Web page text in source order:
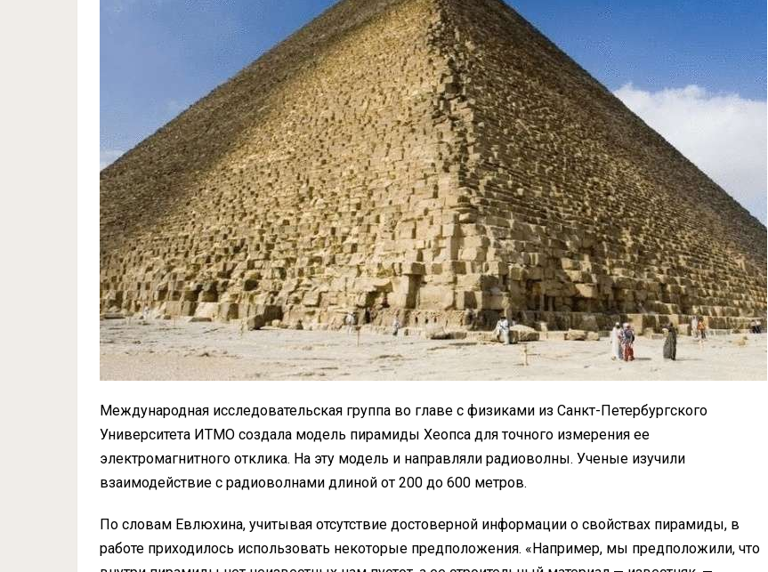
Международная исследовательская группа во главе с физиками из Санкт-Петербургского
Университета ИТМО создала модель пирамиды Хеопса для точного измерения ее
электромагнитного отклика. На эту модель и направляли радиоволны. Ученые изучили
взаимодействие с радиоволнами длиной от 200 до 600 метров.
По словам Евлюхина, учитывая отсутствие достоверной информации о свойствах пирамиды, в
работе приходилось использовать некоторые предположения. «Например, мы предположили, что